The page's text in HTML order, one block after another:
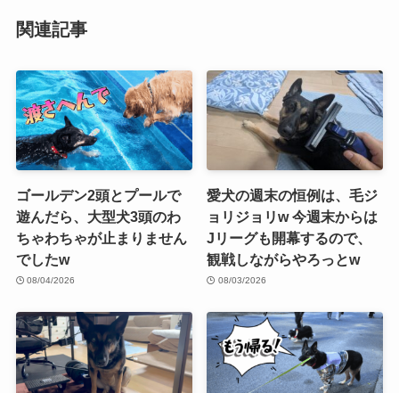
関連記事
ゴールデン2頭とプールで
遊んだら、大型犬3頭のわ
ちゃわちゃが止まりません
でしたw
08/04/2026
愛犬の週末の恒例は、毛ジ
ョリジョリw 今週末からは
Jリーグも開幕するので、
観戦しながらやろっとw
08/03/2026